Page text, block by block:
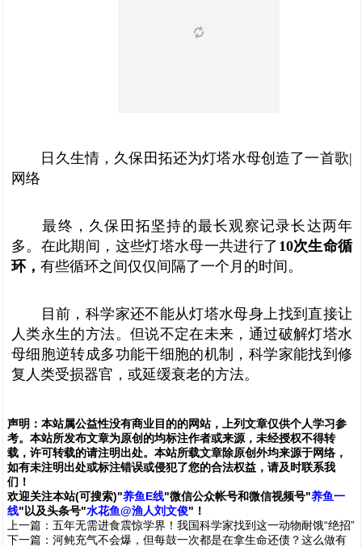
日久生情，久保田拓还为灯塔水母创造了一首歌|
网络
最终，久保田拓坚持的最长观察记录长达两年
多。在此期间，这些灯塔水母一共进行了 10次生命循
环， 有些循环之间仅仅间隔了一个月的时间。
目前，科学家还不能从灯塔水母身上找到直接让
人类永生的方法。但说不定在未来，通过破解灯塔水
母细胞逆转成多功能干细胞的机制，科学家能找到修
复人类受损器官，或延缓衰老的方法。
声明： 本站属公益性没有商业目的的网站，上列文章仅供个人学习参
考。本站所发布文章为原创的均标注作者或来源，未经授权不得转
载，许可转载的请注明出处。本站所载文章除原创外均来源于网络，
如有未注明出处或标注错误或侵犯了您的合法权益，请及时联系我
们 ！
欢迎关注本站(可搜索)"养鱼E线"微信公众帐号和微信视频号"养鱼一
线" 以及头条号"水花鱼@渔人刘文俊"！
上一篇： 五年无需进食震惊学界！我国科学家找到这一动物耐饿“绝招”
下一篇： 河鲀充气不会爆，但每鼓一次都是在拿生命还债？这么做有